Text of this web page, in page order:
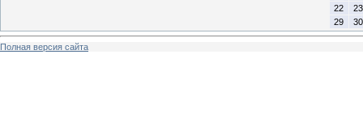
22
23
29
30
Полная версия сайта